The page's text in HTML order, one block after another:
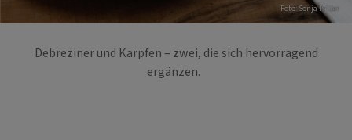
Foto: Sonja Priller
Debreziner und Karpfen – zwei, die sich hervorragend
ergänzen.